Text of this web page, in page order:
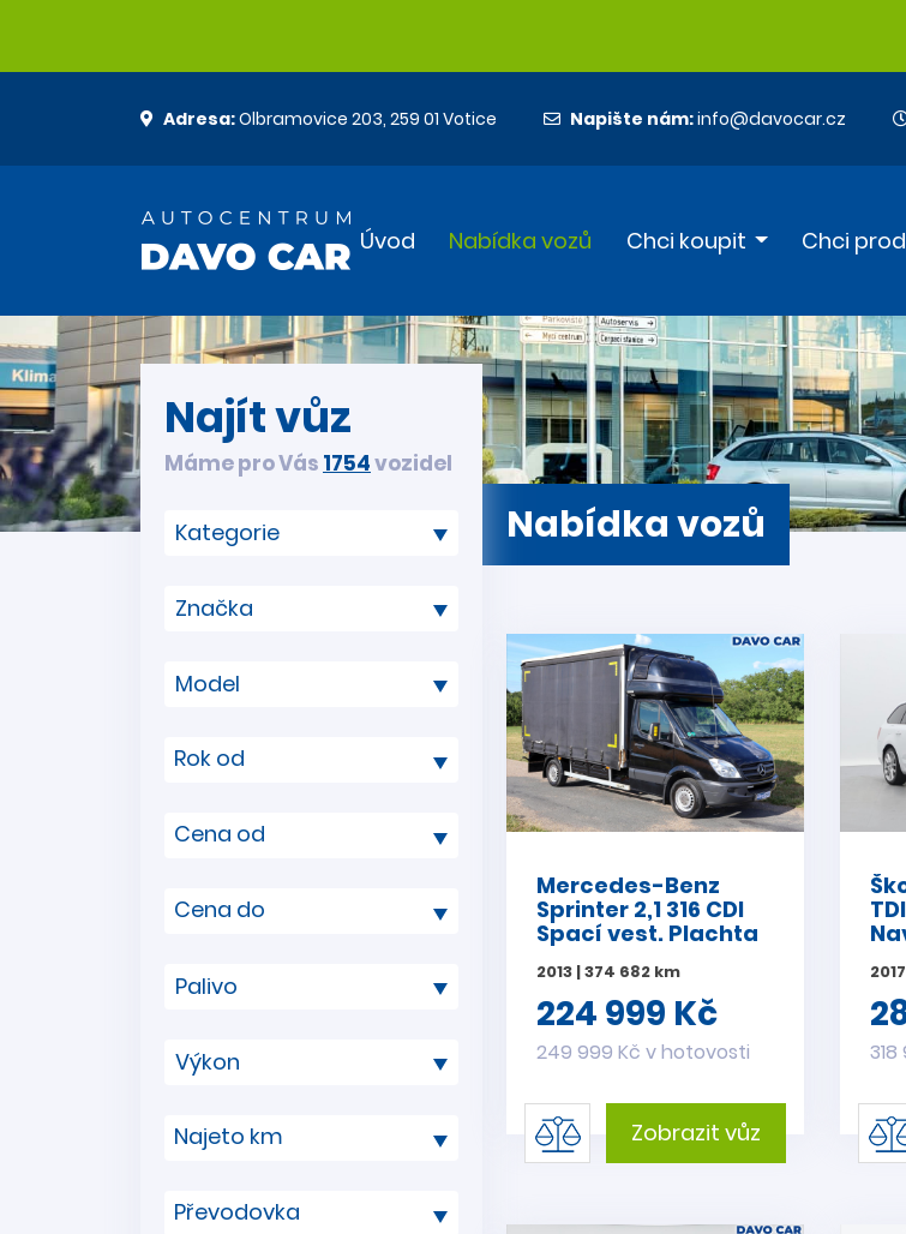
Adresa:Olbramovice 203, 259 01 Votice Napište nám:info@davocar.cz
Úvod Nabídka vozů Chci koupit Chci
Nabídka vozů
Najít vůz
Máme pro Vás 1754vozidel
Rok od
Cena od
Cena do
Najeto km
Převodovka
Mercedes-Benz
Sprinter 2,1 316 CDI
Spací vest. Plachta
2013 | 374 682 km
224 999 Kč
249 999 Kč v hotovosti
Zobrazit vůz